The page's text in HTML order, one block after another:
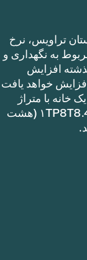
تراویس، نرخ
به نگهداری و
افزایش
عملاً ۸ درصد افزایش خواهد یافت
خانه با متراژ
۱TP8T100,000 متر مربع را تقریباً ۱TP8T8.41 (هشت